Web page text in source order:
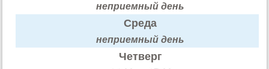
неприемный день
Среда
неприемный день
Четверг